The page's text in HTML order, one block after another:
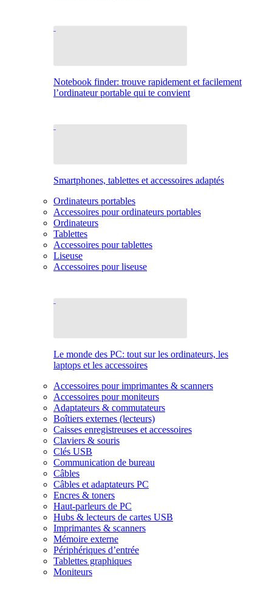
Notebook finder: trouve rapidement et facilement
l’ordinateur portable qui te convient
Smartphones, tablettes et accessoires adaptés
Ordinateurs portables
Accessoires pour ordinateurs portables
Ordinateurs
Tablettes
Accessoires pour tablettes
Liseuse
Accessoires pour liseuse
Le monde des PC: tout sur les ordinateurs, les
laptops et les accessoires
Accessoires pour imprimantes & scanners
Accessoires pour moniteurs
Adaptateurs & commutateurs
Boîtiers externes (lecteurs)
Caisses enregistreuses et accessoires
Claviers & souris
Clés USB
Communication de bureau
Câbles
Câbles et adaptateurs PC
Encres & toners
Haut-parleurs de PC
Hubs & lecteurs de cartes USB
Imprimantes & scanners
Mémoire externe
Périphériques d’entrée
Tablettes graphiques
Moniteurs